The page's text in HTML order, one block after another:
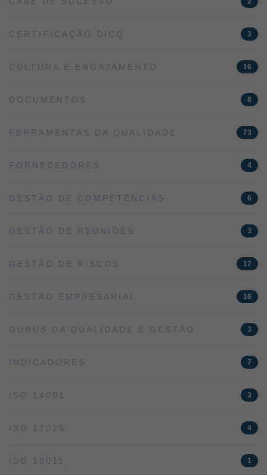
CERTIFICAÇÃO DICQ 3
CULTURA E ENGAJAMENTO 16
DOCUMENTOS 8
FERRAMENTAS DA QUALIDADE 73
FORNECEDORES 4
GESTÃO DE COMPETÊNCIAS 6
GESTÃO DE REUNIÕES 3
GESTÃO DE RISCOS 17
GESTÃO EMPRESARIAL 16
GURUS DA QUALIDADE E GESTÃO 3
INDICADORES 7
ISO 14001 3
ISO 17025 4
ISO 19011 1